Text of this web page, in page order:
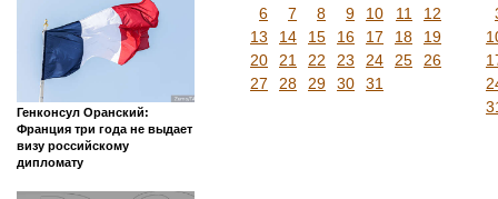
Генконсул Оранский:
Франция три года не выдает
визу российскому
дипломату
6
7 8 9 10 11
12
13
14 15 16 17 18
19
20
21 22 23 24 25
26
27
28 29 30 31